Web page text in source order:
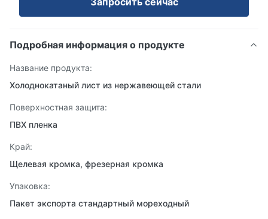
Подробная информация о продукте
Название продукта:
Холоднокатаный лист из нержавеющей стали
Поверхностная защита:
ПВХ пленка
Край:
Щелевая кромка, фрезерная кромка
Упаковка:
Пакет экспорта стандартный мореходный